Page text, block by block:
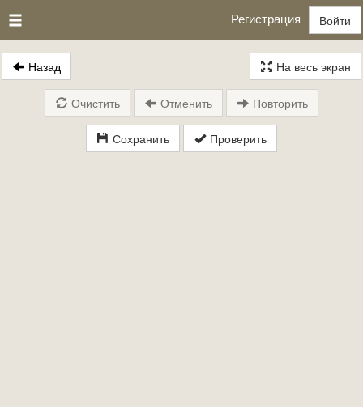
Регистрация Войти
Назад На весь экран
Сохранить Проверить
Очистить Отменить Повторить